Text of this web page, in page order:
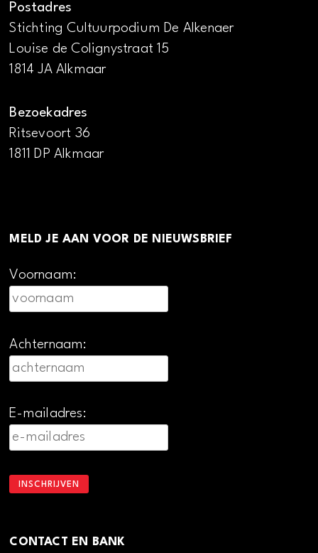
Postadres
Stichting Cultuurpodium De Alkenaer
Louise de Colignystraat 15
1814 JA Alkmaar
Bezoekadres
Ritsevoort 36
1811 DP Alkmaar
MELD JE AAN VOOR DE NIEUWSBRIEF
Voornaam:
Achternaam:
E-mailadres:
CONTACT EN BANK